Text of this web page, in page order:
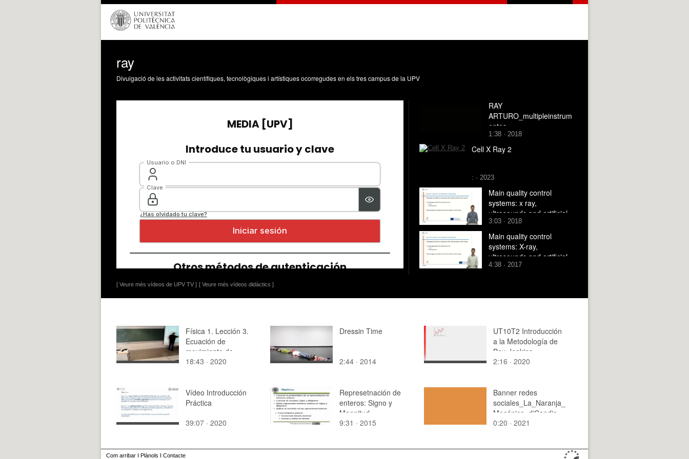
ray
Divulgació de les activitats científiques, tecnològiques i artístiques ocorregudes en els tres campus de la UPV
[ Veure més vídeos de UPV TV ] [ Veure més vídeos didàctics ]
RAY
ARTURO_multipleinstrum
entos
1:38 · 2018
Cell X Ray 2
: · 2023
Main quality control
systems: x ray,
ultrasounds and artificial
vision
3:03 · 2018
Main quality control
systems: X-ray,
ultrasounds and artificial
vision
4:38 · 2017
Física 1. Lección 3.
Ecuación de
movimiento de
satélites
18:43 · 2020
Dressin Time
2:44 · 2014
UT10T2 Introducción
a la Metodología de
Box-Jenkins
2:16 · 2020
Vídeo Introducción
Práctica
39:07 · 2020
Represetnación de
enteros: Signo y
Magnitud
9:31 · 2015
Banner redes
sociales_La_Naranja_
Mecánica_diCandia
0:20 · 2021
Com arribar I Plànols I Contacte